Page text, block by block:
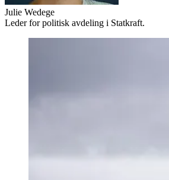
Julie Wedege
Leder for politisk avdeling i Statkraft.